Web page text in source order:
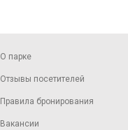
О парке
Отзывы посетителей
Правила бронирования
Вакансии